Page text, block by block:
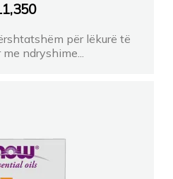
1,350
për lëkurë të
ndryshime...